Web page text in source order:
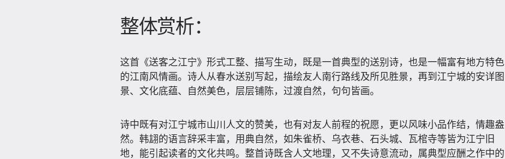
整体赏析：
这首《送客之江宁》形式工整、描写生动，既是一首典型的送别诗，也是一幅富有地方特色
的江南风情画。诗人从春水送别写起，描绘友人南行路线及所见胜景，再到江宁城的安详图
景、文化底蕴、自然美色，层层铺陈，过渡自然，句句皆画。
诗中既有对江宁城市山川人文的赞美，也有对友人前程的祝愿，更以风味小品作结，情趣盎
然。韩翃的语言辞采丰富，用典自然，如朱雀桥、乌衣巷、石头城、瓦棺寺等皆为江宁旧
地，能引起读者的文化共鸣。整首诗既含人文地理，又不失诗意流动，属典型应酬之作中的